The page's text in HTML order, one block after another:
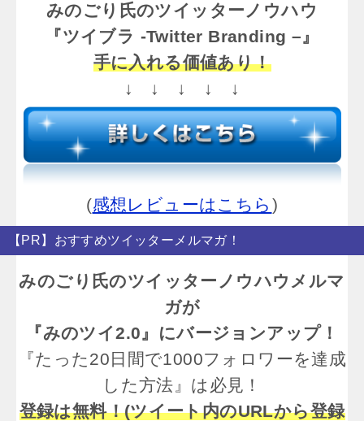
みのごり氏のツイッターノウハウ
『ツイブラ -Twitter Branding –』
手に入れる価値あり！
↓ ↓ ↓ ↓ ↓
(感想レビューはこちら )
【PR】おすすめツイッターメルマガ！
みのごり氏のツイッターノウハウメルマ
ガが
『みのツイ2.0』にバージョンアップ！
『たった20日間で1000フォロワーを達成
した方法』は必見！
登録は無料！(ツイート内のURLから登録